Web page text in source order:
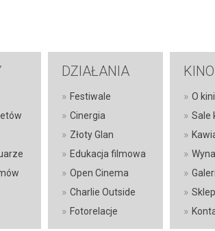
DZIAŁANIA
» Festiwale
» Cinergia
» Złoty Glan
» Edukacja filmowa
» Open Cinema
» Charlie Outside
» Fotorelacje
KINO
» O
» Sale
»
»
»
» Sklep
»